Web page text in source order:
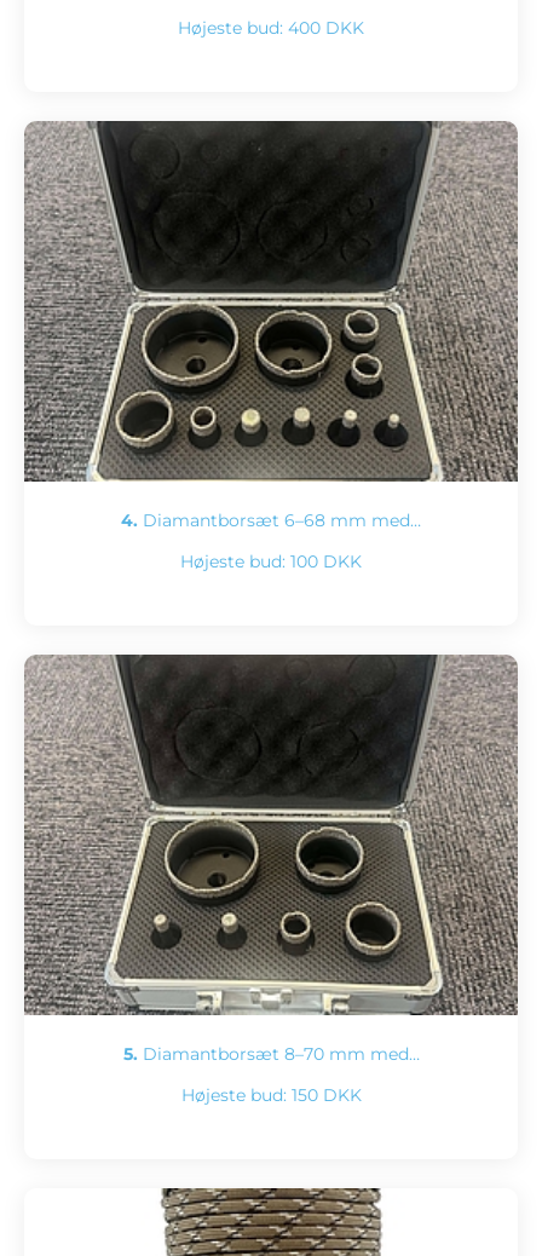
Højeste bud: 400 DKK
4. Diamantborsæt 6–68 mm med…
Højeste bud: 100 DKK
5. Diamantborsæt 8–70 mm med…
Højeste bud: 150 DKK